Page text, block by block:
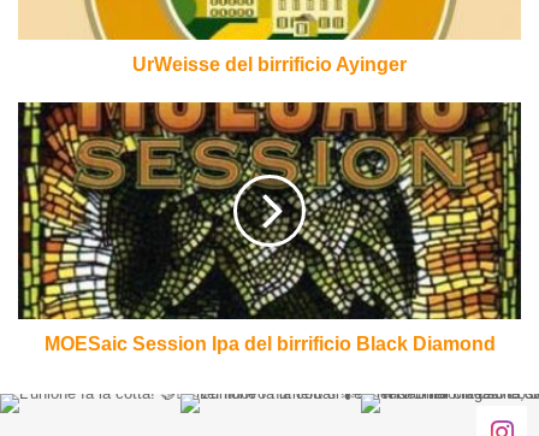
UrWeisse del birrificio Ayinger
MOESaic
Session
Ipa
del
birrificio
Black
Diamond
MOESaic Session Ipa del birrificio Black Diamond